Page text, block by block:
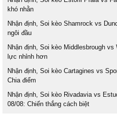
khó nhằn
Nhận định, Soi kèo Shamrock vs
ngôi đầu
Nhận định, Soi kèo Middlesbrough
lực nhỉnh hơn
Nhận định, Soi kèo Cartagines vs
Chia điểm
Nhận định, Soi kèo Rivadavia vs
08/08: Chiến thắng cách biệt